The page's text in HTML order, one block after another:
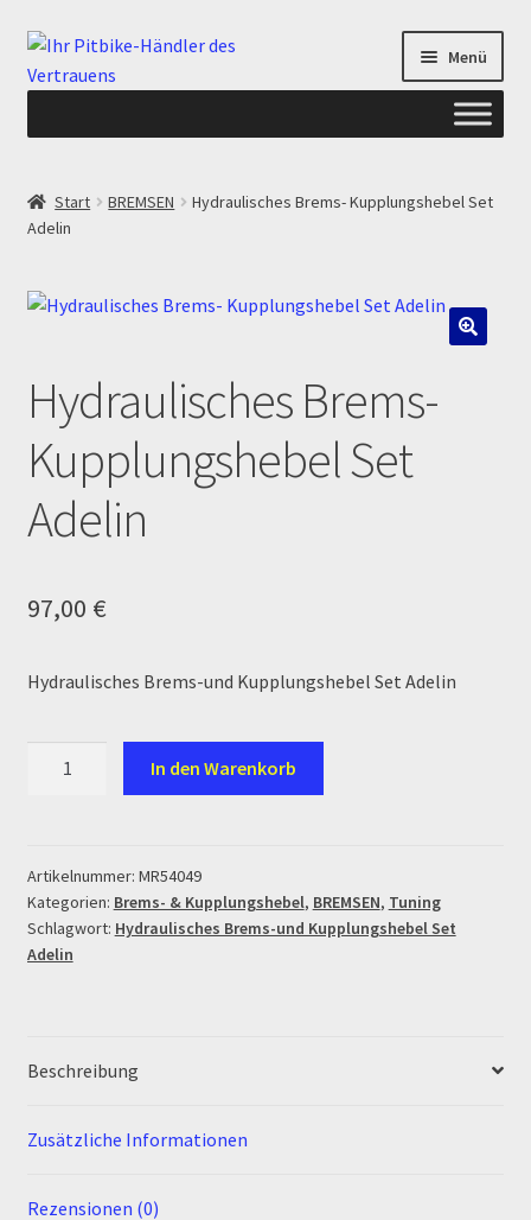
Zur
Navigation
Zum
Inhalt
Menü
ANGEBOTE AB-PITBIKE
Checkout
Devolución
Echtheit von Bewertungen
Ersatzteile Pitbike
Formas de Pago (Bankverbindung)
Impressum
Kontakt
Start BREMSEN
Hydraulisches Brems- Kupplungshebel Set
Adelin
Hydraulisches Brems-
Kupplungshebel Set
Adelin
97,00 €
Hydraulisches Brems-und Kupplungshebel Set Adelin
Adelin
Menge
In den Warenkorb
Artikelnummer: MR54049
Kategorien: Brems- & Kupplungshebel, BREMSEN, Tuning
Schlagwort: Hydraulisches Brems-und Kupplungshebel Set
Adelin
Beschreibung
Zusätzliche Informationen
Rezensionen (0)